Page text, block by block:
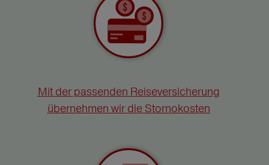
Mit der passenden Reiseversicherung
übernehmen wir die Stornokosten